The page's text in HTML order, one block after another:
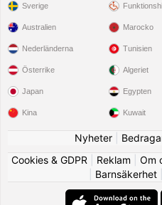
Sverige
Australien
Nederländerna
Österrike
Japan
Kina
Marocko
Tunisien
Algeriet
Egypten
Kuwait
Nyheter|
Cookies & GDPR
Reklam Om
Barnsäkerhet|